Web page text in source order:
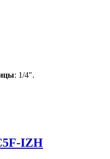
: 1/4".
IZH